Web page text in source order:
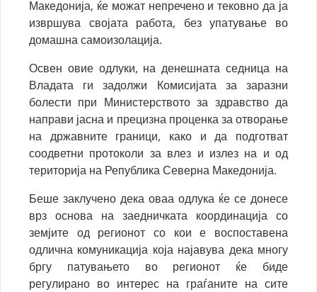
Македонија, ќе можат непречено и тековно да ја
извршува својата работа, без упатување во
домашна самоизолација.
Освен овие одлуки, на денешната седница на
Владата ги задолжи Комисијата за заразни
болести при Министерството за здравство да
направи јасна и прецизна проценка за отворање
на државните граници, како и да подготват
соодветни протоколи за влез и излез на и од
територија на Република Северна Македонија.
Беше заклучено дека оваа одлука ќе се донесе
врз основа на заедничката координација со
земјите од регионот со кои е воспоставена
одлична комуникација која најавува дека многу
бргу патувањето во регионот ќе биде
регулирано во интерес на граѓаните на сите